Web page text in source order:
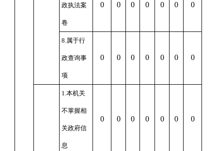
政执法案
卷
0 0 0 0 0 0 0
8.属于行
政查询事
项
0 0 0 0 0 0 0
1.本机关
不掌握相
关政府信
息
0 0 0 0 0 0 0